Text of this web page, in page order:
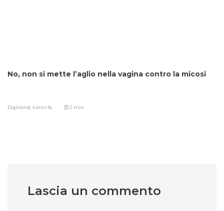
No, non si mette l’aglio nella vagina contro la micosi
Digitrend,4 anni fa 2 min
Lascia un commento